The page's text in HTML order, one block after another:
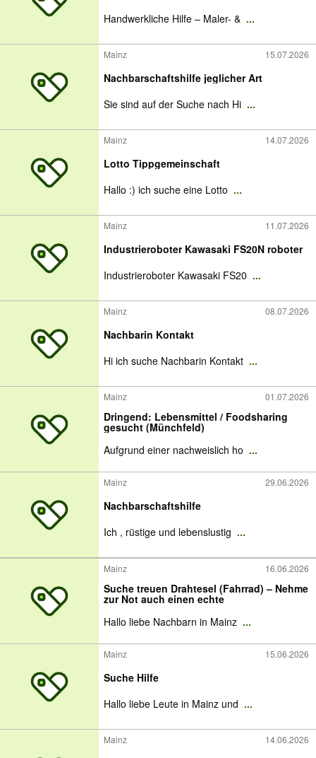
Handwerkliche Hilfe – Maler- & ...
Mainz 15.07.2026
Nachbarschaftshilfe jeglicher Art
Sie sind auf der Suche nach Hi ...
Mainz 14.07.2026
Lotto Tippgemeinschaft
Hallo :) ich suche eine Lotto ...
Mainz 11.07.2026
Industrieroboter Kawasaki FS20N roboter
Industrieroboter Kawasaki FS20 ...
Mainz 08.07.2026
Nachbarin Kontakt
Hi ich suche Nachbarin Kontakt ...
Mainz 01.07.2026
Dringend: Lebensmittel / Foodsharing
gesucht (Münchfeld)
Aufgrund einer nachweislich ho ...
Mainz 29.06.2026
Nachbarschaftshilfe
Ich , rüstige und lebenslustig ...
Mainz 16.06.2026
Suche treuen Drahtesel (Fahrrad) – Nehme
zur Not auch einen echte
Hallo liebe Nachbarn in Mainz ...
Mainz 15.06.2026
Suche Hilfe
Hallo liebe Leute in Mainz und ...
Mainz 14.06.2026